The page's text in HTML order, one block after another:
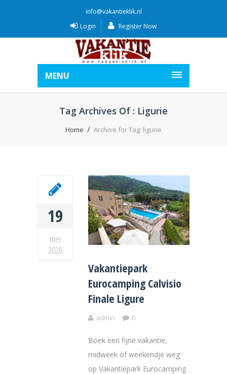
info@vakantieklik.nl
Login
Register Now
MENU
Tag Archives Of : Ligurie
Home Archive for Tag: ligurie
19
mei
2026
Vakantiepark
Eurocamping Calvisio
Finale Ligure
admin 0
Boek een fijne vakantie,
midweek of weekendje weg
op Vakantiepark Eurocamping